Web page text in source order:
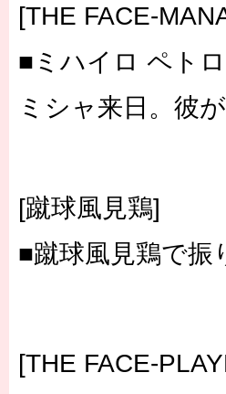
[THE FACE-
■ミハイロ ペト
ミシャ来日。彼
[蹴球風見鶏]
■蹴球風見鶏で振
[THE FACE-